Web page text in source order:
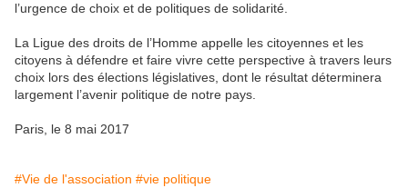
l’urgence de choix et de politiques de solidarité.
La Ligue des droits de l’Homme appelle les citoyennes et les
citoyens à défendre et faire vivre cette perspective à travers leurs
choix lors des élections législatives, dont le résultat déterminera
largement l’avenir politique de notre pays.
Paris, le 8 mai 2017
#Vie de l'association #vie politique